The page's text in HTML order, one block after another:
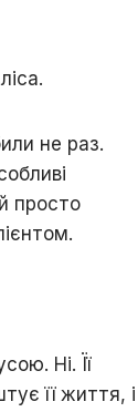
не раз.
просто
Ні. Її
її життя, і